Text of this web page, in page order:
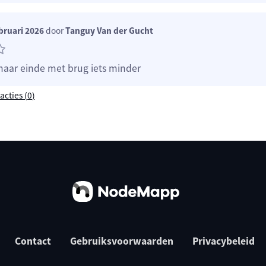
2026doorTanguy Van der Gucht
einde met brug iets minder
(0)
Contact Gebruiksvoorwaarden Privacybeleid